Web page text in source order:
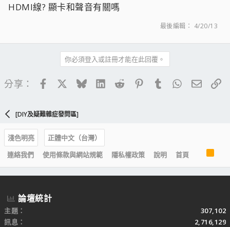
HDMI線? 顯卡和聲音有關嗎
最後編輯： 4/20/13
你必須登入或註冊才能在此回覆。
分享： FacebookBlueskyLinkedIn
Reddit PinterestTumblrWhatsApp
電子
[DIY及疑難雜症發問區]
淺色明亮
正體中文（台灣）
連絡我們
使用條款與網站規範 隱私權政策 說明 首頁
R
S
S
論壇統計
主題
307,102
訊息
2,716,129